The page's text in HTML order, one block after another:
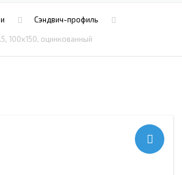
Сэндвич-профиль
100х150, оцинкованный